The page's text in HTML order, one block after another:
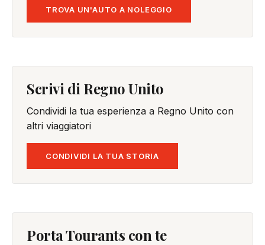
TROVA UN'AUTO A NOLEGGIO
Scrivi di Regno Unito
Condividi la tua esperienza a Regno Unito con
altri viaggiatori
CONDIVIDI LA TUA STORIA
Porta Tourants con te